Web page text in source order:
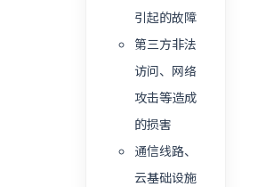
引起的故障
第三方非法
访问、网络
攻击等造成
的损害
通信线路、
云基础设施